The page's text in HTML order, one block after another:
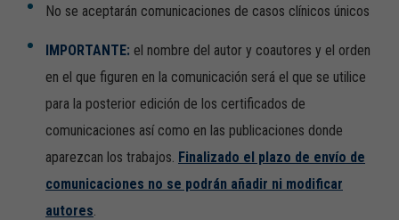
No se aceptarán comunicaciones de casos clínicos únicos
IMPORTANTE: el nombre del autor y coautores y el orden
en el que figuren en la comunicación será el que se utilice
para la posterior edición de los certificados de
comunicaciones así como en las publicaciones donde
aparezcan los trabajos. Finalizado el plazo de envío de
comunicaciones no se podrán añadir ni modificar
autores.